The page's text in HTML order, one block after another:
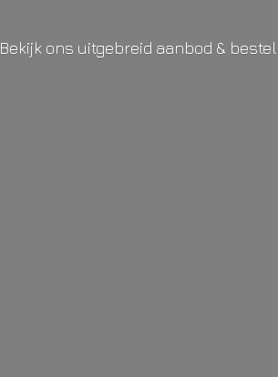
Bekijk ons uitgebreid aanbod & bestel